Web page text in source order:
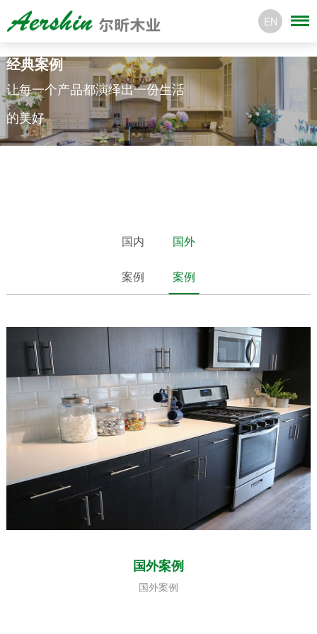
EN
经典案例
让每一个产品都演绎出一份生活
的美好
国内
案例
国外
案例
国外案例
国外案例